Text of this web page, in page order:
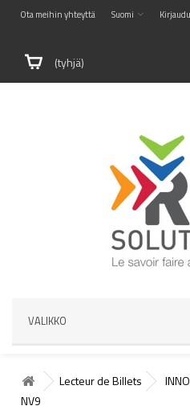
Ota meihin yhteyttä Suomi
(tyhjä)
VALIKKO
Lecteur de Billets
NV9